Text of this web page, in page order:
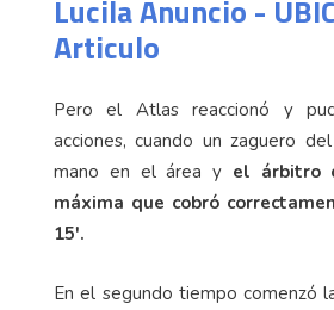
Lucila Anuncio -
Articulo
Pero el Atlas reaccionó y
acciones, cuando un zaguero
mano en el área y el árbitro
máxima que cobró
15'.
En el segundo tiempo comenzó